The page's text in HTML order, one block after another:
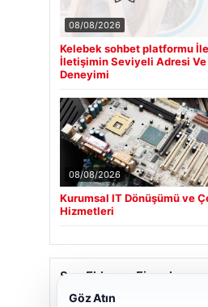
08/08/2026
Kelebek sohbet platformu
İletişimin Seviyeli Adresi
Deneyimi
08/08/2026
Kurumsal IT Dönüşümü ve
Hizmetleri
Son Eklenen Firmalar
Göz Atın